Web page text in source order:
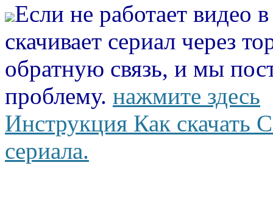
Если не работает видео
скачивает сериал через
обратную связь, и мы
проблему. нажмите здесь
Инструкция Как скачать
сериала.